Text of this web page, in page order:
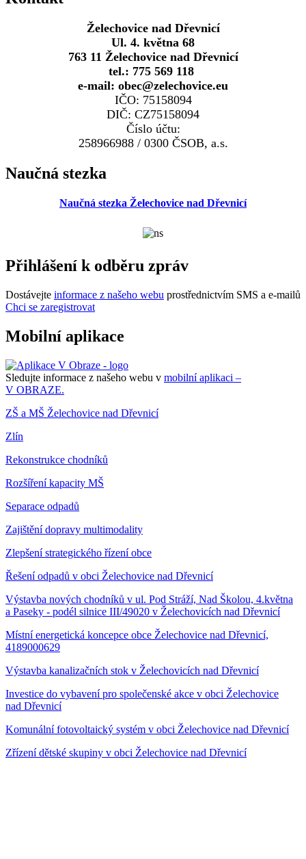
Želechovice nad Dřevnicí
Ul. 4. května 68
763 11 Želechovice nad Dřevnicí
tel.: 775 569 118
e-mail: obec@zelechovice.eu
IČO: 75158094
DIČ: CZ75158094
Číslo účtu:
258966988 / 0300 ČSOB, a.s.
Naučná stezka
Naučná stezka Želechovice nad Dřevnicí
Přihlášení k odběru zpráv
Dostávejte informace z našeho webu prostřednictvím SMS a e-mailů
Chci se zaregistrovat
Mobilní aplikace
Sledujte informace z našeho webu v mobilní aplikaci –
V OBRAZE.
ZŠ a MŠ Želechovice nad Dřevnicí
Zlín
Rekonstrukce chodníků
Rozšíření kapacity MŠ
Separace odpadů
Zajištění dopravy multimodality
Zlepšení strategického řízení obce
Řešení odpadů v obci Želechovice nad Dřevnicí
Výstavba nových chodníků v ul. Pod Stráží, Nad Školou, 4.května
a Paseky - podél silnice III/49020 v Želechovicích nad Dřevnicí
Místní energetická koncepce obce Želechovice nad Dřevnicí,
4189000629
Výstavba kanalizačních stok v Želechovicích nad Dřevnicí
Investice do vybavení pro společenské akce v obci Želechovice
nad Dřevnicí
Komunální fotovoltaický systém v obci Želechovice nad Dřevnicí
Zřízení dětské skupiny v obci Želechovice nad Dřevnicí